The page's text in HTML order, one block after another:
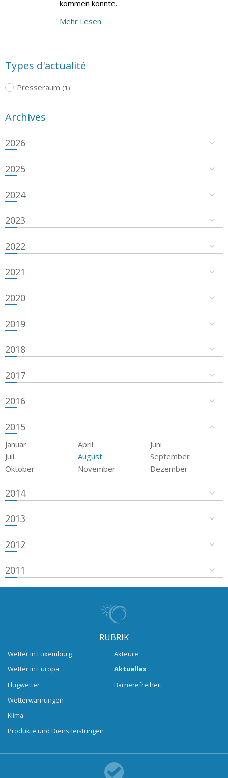
kommen konnte.
Mehr Lesen
Types d'actualité
Presseraum (1)
Archives
2026
2025
2024
2023
2022
2021
2020
2019
2018
2017
2016
2015
Januar April
Juni
Juli
August
September
Oktober
November Dezember
2014
2013
2012
2011
RUBRIK
Wetter in Luxemburg
Wetter in Europa
Flugwetter
Wetterwarnungen
Klima
Produkte und Dienstleistungen
Akteure
Aktuelles
Barrierefreiheit